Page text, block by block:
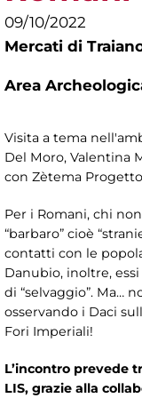
09/10/2022
Mercati di
Area
Visita a tema
Del Moro, Valentina
con Zètema
Per i Romani, chi
“barbaro” cioè
contatti con le
Danubio, inoltre,
di “selvaggio”. Ma…
osservando i Daci
Fori Imperiali!
L’incontro prevede
LIS, grazie alla